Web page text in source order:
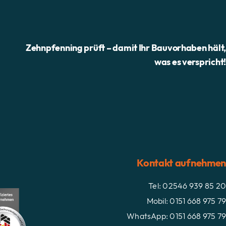
Zehnpfenning prüft – damit Ihr Bauvorhaben hält,
was es verspricht!
Kontakt aufnehmen
Tel: 02546 939 85 20
Mobil: 0151 668 975 79
WhatsApp: 0151 668 975 79